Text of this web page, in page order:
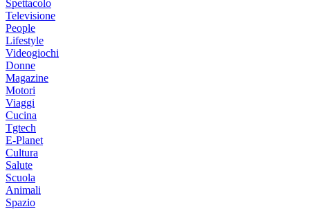
Spettacolo
Televisione
People
Lifestyle
Videogiochi
Donne
Magazine
Motori
Viaggi
Cucina
Tgtech
E-Planet
Cultura
Salute
Scuola
Animali
Spazio